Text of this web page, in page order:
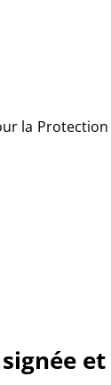
la
et